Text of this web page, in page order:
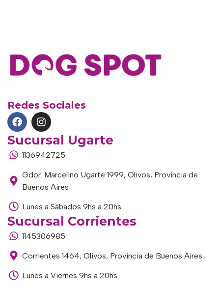
Redes Sociales
Sucursal Ugarte
1136942725
Gdor. Marcelino Ugarte 1999, Olivos, Provincia de
Buenos Aires
Lunes a Sábados 9hs a 20hs
Sucursal Corrientes
1145306985
Corrientes 1464, Olivos, Provincia de Buenos Aires
Lunes a Viernes 9hs a 20hs